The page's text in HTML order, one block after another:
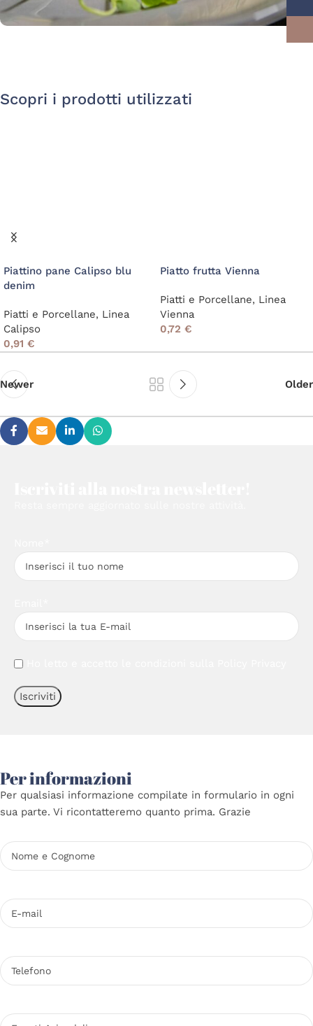
Scopri i prodotti utilizzati
Piattino pane Calipso blu
denim
Piatti e Porcellane, Linea
Calipso
0,91 €
Piatto frutta Vienna
Piatti e Porcellane, Linea
Vienna
0,72 €
Newer Older
Per informazioni
Per qualsiasi informazione compilate in formulario in ogni
sua parte. Vi ricontatteremo quanto prima. Grazie